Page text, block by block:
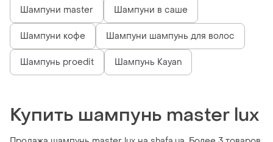
Шампуни master Шампуни в саше
Шампуни кофе Шампуни шампунь для волос
Шампунь proedit Шампунь Kayan
Купить шампунь master lux